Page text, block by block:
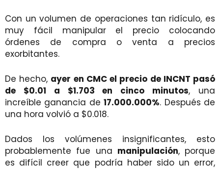
Con un volumen de operaciones tan ridículo, es
muy fácil manipular el precio colocando
órdenes de compra o venta a precios
exorbitantes.
De hecho, ayer en CMC el precio de INCNT pasó
de $0.01 a $1.703 en cinco minutos, una
increíble ganancia de17.000.000%. Después de
una hora volvió a $0.018.
Dados los volúmenes insignificantes, esto
probablemente fue una manipulación, porque
es difícil creer que podría haber sido un error,